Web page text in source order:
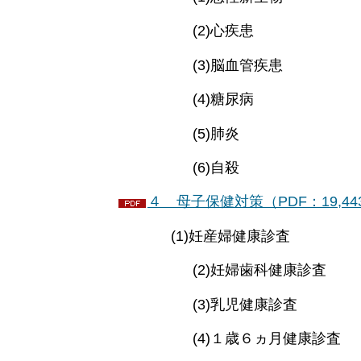
(2)心疾患
(3)脳血管疾患
(4)糖尿病
(5)肺炎
(6)自殺
４ 母子保健対策（PDF：
(1)妊産婦健康診査
(2)妊婦歯科健康診査
(3)乳児健康診査
(4)１歳６ヵ月健康診査